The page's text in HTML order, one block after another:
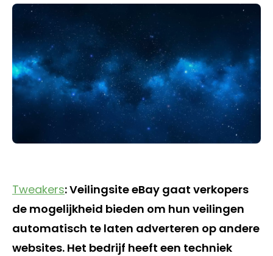
Tweakers: Veilingsite eBay gaat verkopers
de mogelijkheid bieden om hun veilingen
automatisch te laten adverteren op andere
websites. Het bedrijf heeft een techniek